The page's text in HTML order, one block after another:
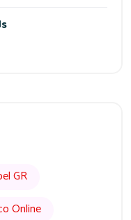
GR
Online